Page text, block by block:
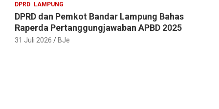
DPRD LAMPUNG
DPRD dan Pemkot Bandar Lampung Bahas
Raperda Pertanggungjawaban APBD 2025
31 Juli 2026 BJe